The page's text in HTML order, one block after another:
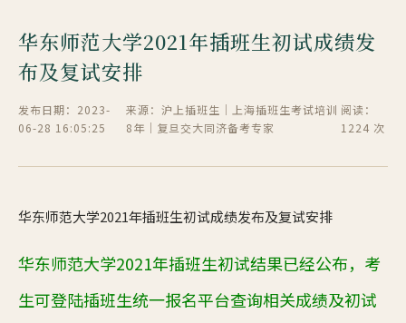
华东师范大学2021年插班生初试成绩发
布及复试安排
发布日期：2023-
06-28 16:05:25
来源：沪上插班生｜上海插班生考试培训
8年｜复旦交大同济备考专家
阅读：
1224 次
华东师范大学2021年插班生初试成绩发布及复试安排
华东师范大学2021年插班生初试结果已经公布，考
生可登陆插班生统一报名平台查询相关成绩及初试